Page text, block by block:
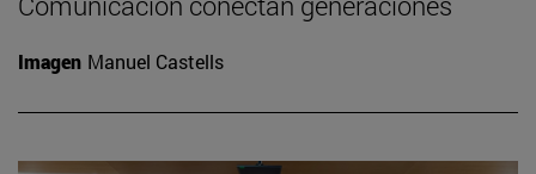
Imagen Manuel Castells